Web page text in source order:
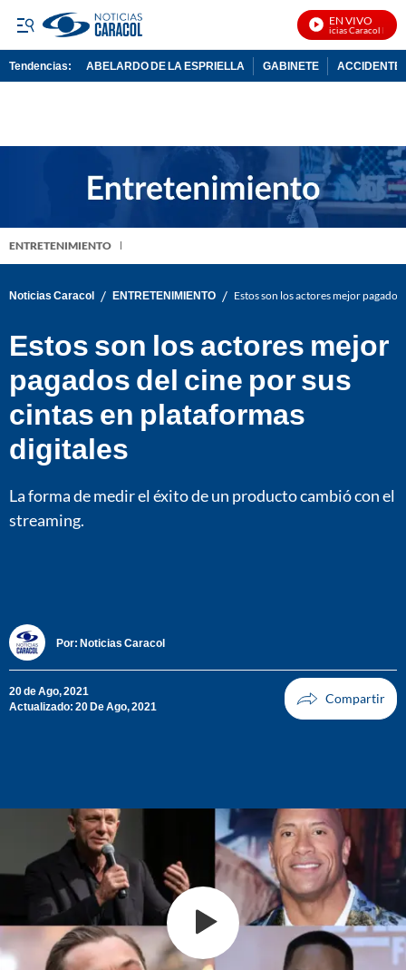
EN VIVO
Noticias Caracol En
Tendencias: ABELARDO DE LA ESPRIELLA GABINETE ACCIDENTE
ENTRETENIMIENTO
Noticias Caracol / ENTRETENIMIENTO / Estos son los actores mejor
Estos son los actores mejor
pagados del cine por sus
cintas en plataformas
digitales
La forma de medir el éxito de un producto cambió con el
streaming.
Por: Noticias Caracol
20 de Ago, 2021
Actualizado: 20 De Ago, 2021